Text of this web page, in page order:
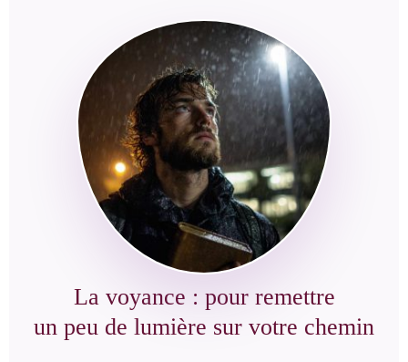
La voyance : pour remettre
un peu de lumière sur votre chemin